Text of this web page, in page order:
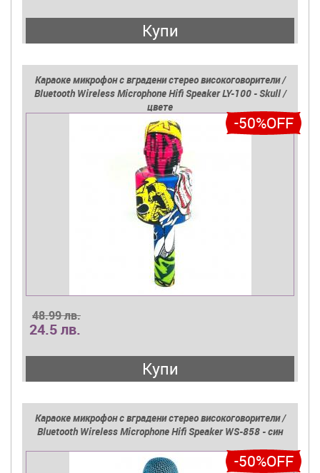
Купи
Караоке микрофон с вградени стерео високоговорители /
Bluetooth Wireless Microphone Hifi Speaker LY-100 - Skull /
цвете
-50%OFF
48.99 лв.
24.5 лв.
Купи
Караоке микрофон с вградени стерео високоговорители /
Bluetooth Wireless Microphone Hifi Speaker WS-858 - син
-50%OFF